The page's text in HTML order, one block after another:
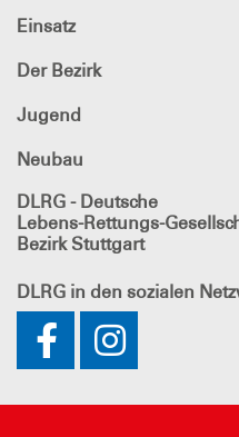
Einsatz
Der Bezirk
Jugend
Neubau
DLRG - Deutsche
Lebens-Rettungs-
Bezirk Stuttgart
DLRG in den sozialen